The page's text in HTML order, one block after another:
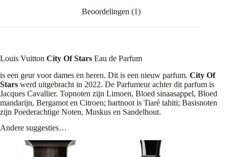
Beoordelingen (1)
Louis Vuitton City Of Stars Eau de Parfum
is een geur voor dames en heren. Dit is een nieuw parfum. City Of
Stars werd uitgebracht in 2022. De Parfumeur achter dit parfum is
Jacques Cavallier. Topnoten zijn Limoen, Bloed sinaasappel, Bloed
mandarijn, Bergamot en Citroen; hartnoot is Tiaré tahiti; Basisnoten
zijn Poederachtige Noten, Muskus en Sandelhout.
Andere suggesties…